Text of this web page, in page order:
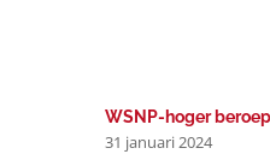
WSNP-hoger beroep
31 januari 2024